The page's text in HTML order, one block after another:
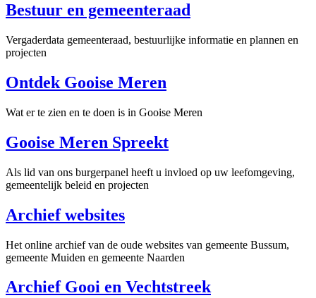
Bestuur en gemeenteraad
Vergaderdata gemeenteraad, bestuurlijke informatie en plannen en
projecten
Ontdek Gooise Meren
Wat er te zien en te doen is in Gooise Meren
Gooise Meren Spreekt
Als lid van ons burgerpanel heeft u invloed op uw leefomgeving,
gemeentelijk beleid en projecten
Archief websites
Het online archief van de oude websites van gemeente Bussum,
gemeente Muiden en gemeente Naarden
Archief Gooi en Vechtstreek